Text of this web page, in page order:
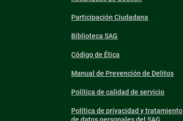
Participación Ciudadana
Biblioteca SAG
Código de Ética
Manual de Prevención de Delitos
Política de calidad de servicio
Política de privacidad y tratamiento